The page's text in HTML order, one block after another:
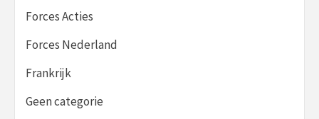
Forces Acties
Forces Nederland
Frankrijk
Geen categorie